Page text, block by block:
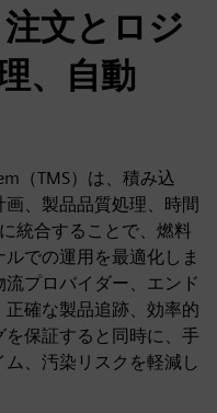
文とロジ
、自動
（TMS）は、積み込
、製品品質処理、時間
統合することで、燃料
での運用を最適化しま
プロバイダー、エンド
確な製品追跡、効率的
保証すると同時に、手
、汚染リスクを軽減し